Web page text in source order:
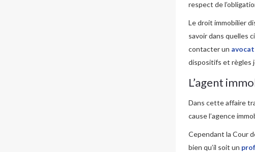
respect de
Le droit immobilier
savoir dans quelles
contacter un
dispositifs et règles
L’agent
Dans cette affaire
cause l’agence
Cependant la Cour
bien qu’il soit un